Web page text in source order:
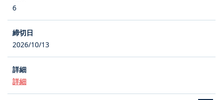
6
2026/10/13
詳細